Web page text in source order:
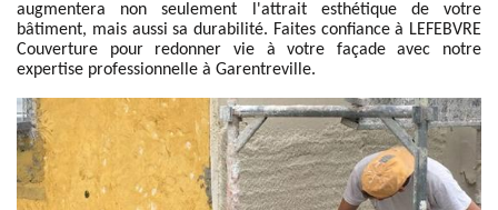
augmentera non seulement l'attrait esthétique de votre
bâtiment, mais aussi sa durabilité. Faites confiance à LEFEBVRE
Couverture pour redonner vie à votre façade avec notre
expertise professionnelle à Garentreville.